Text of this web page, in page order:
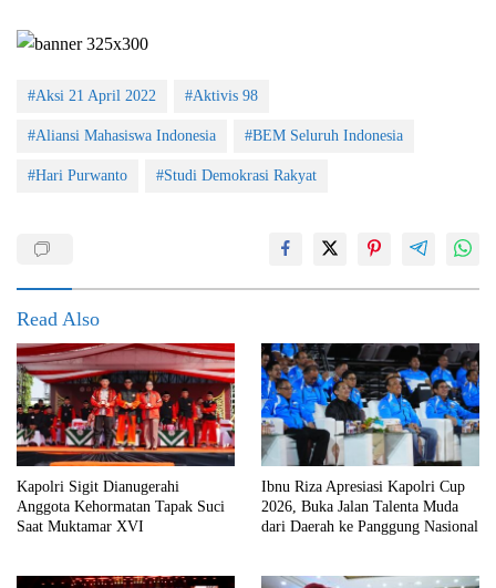
#Aksi 21 April 2022 #Aktivis 98
#Aliansi Mahasiswa Indonesia #BEM Seluruh Indonesia
#Hari Purwanto #Studi Demokrasi Rakyat
Read Also
Kapolri Sigit Dianugerahi
Anggota Kehormatan Tapak Suci
Saat Muktamar XVI
Ibnu Riza Apresiasi Kapolri Cup
2026, Buka Jalan Talenta Muda
dari Daerah ke Panggung Nasional